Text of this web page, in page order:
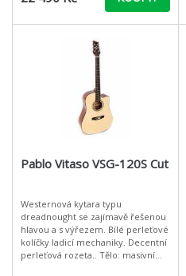
Pablo Vitaso VSG-120S Cut
Westernová kytara typu
dreadnought se zajímavě řešenou
hlavou a s výřezem. Bílé perleťové
kolíčky ladicí mechaniky. Decentní
perleťová rozeta.. Tělo: masivní